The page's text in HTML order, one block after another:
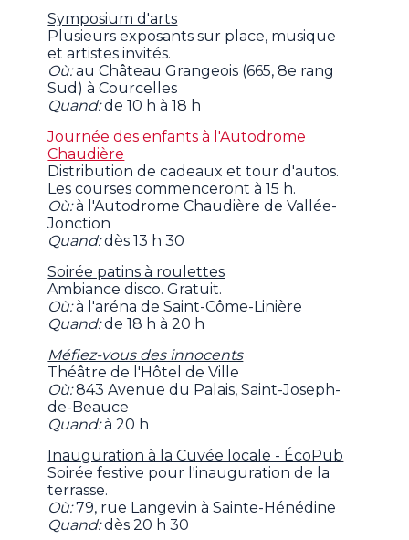
Symposium d'arts
Plusieurs exposants sur place, musique
et artistes invités.
Où:au Château Grangeois (665, 8e rang
Sud) à Courcelles
Quand:de 10 h à 18 h
Journée des enfants à l'Autodrome
Chaudière
Distribution de cadeaux et tour d'autos.
Les courses commenceront à 15 h.
Où:à l'Autodrome Chaudière de Vallée-
Jonction
Quand:dès 13 h 30
Soirée patins à roulettes
Ambiance disco. Gratuit.
Où:à l'aréna de Saint-Côme-Linière
Quand:de 18 h à 20 h
Méfiez-vous des innocents
Théâtre de l'Hôtel de Ville
Où:843 Avenue du Palais, Saint-Joseph-
de-Beauce
Quand:à 20 h
Inauguration à la Cuvée locale - ÉcoPub
Soirée festive pour l'inauguration de la
terrasse.
Où:79, rue Langevin à Sainte-Hénédine
Quand:dès 20 h 30